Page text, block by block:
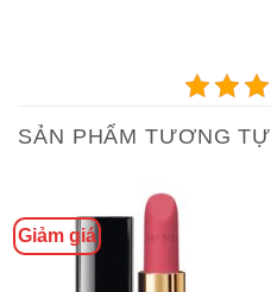
SẢN PHẨM TƯƠNG TỰ
Giảm giá